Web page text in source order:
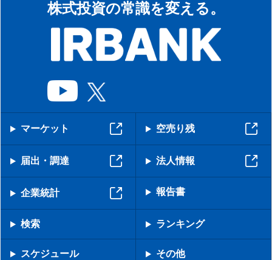
株式投資の常識を変える。
マーケット 空売り残
届出・調達 法人情報
企業統計 報告書
検索 ランキング
スケジュール その他